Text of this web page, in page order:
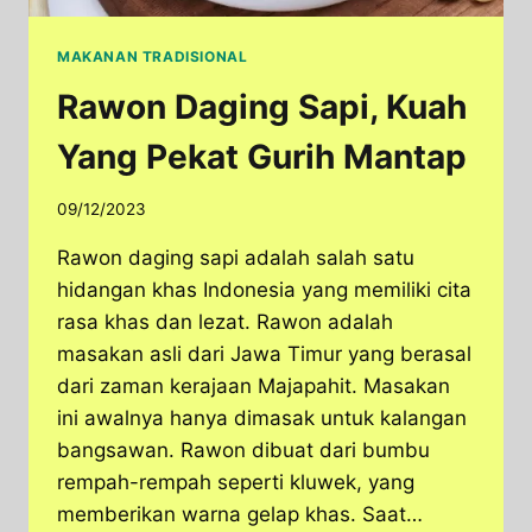
MAKANAN TRADISIONAL
Rawon Daging Sapi, Kuah
Yang Pekat Gurih Mantap
09/12/2023
Rawon daging sapi adalah salah satu
hidangan khas Indonesia yang memiliki cita
rasa khas dan lezat. Rawon adalah
masakan asli dari Jawa Timur yang berasal
dari zaman kerajaan Majapahit. Masakan
ini awalnya hanya dimasak untuk kalangan
bangsawan. Rawon dibuat dari bumbu
rempah-rempah seperti kluwek, yang
memberikan warna gelap khas. Saat…